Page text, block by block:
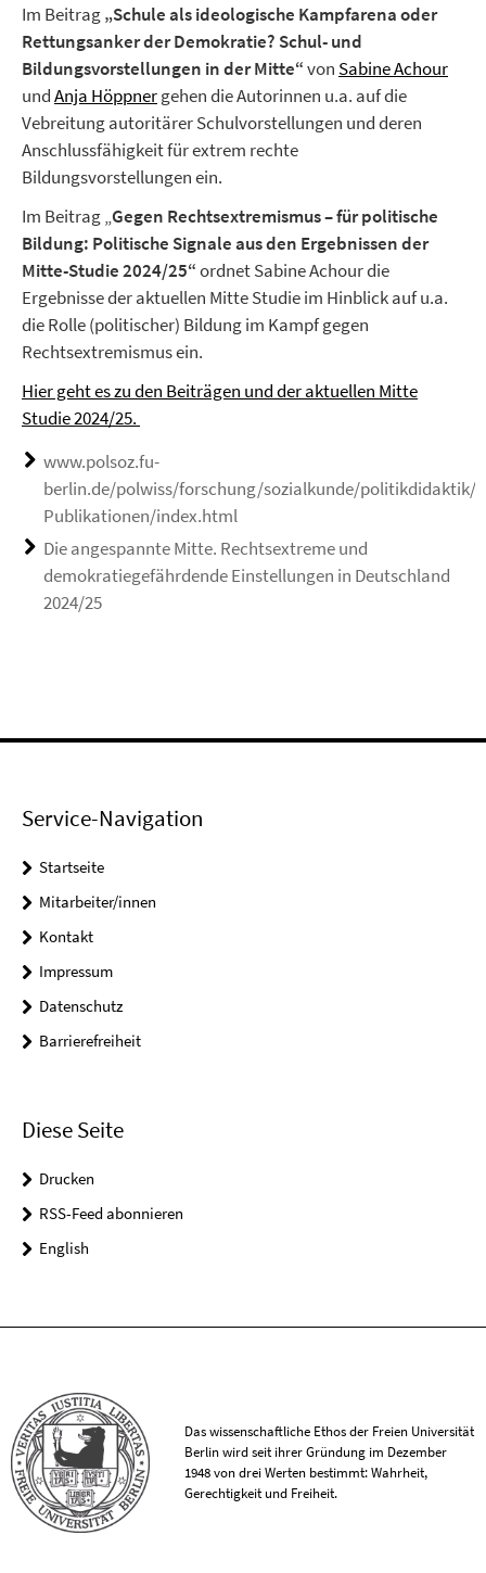
Im Beitrag„Schule als ideologische Kampfarena oder
Rettungsanker der Demokratie? Schul- und
Bildungsvorstellungen in der Mitte“von Sabine Achour
undAnja Höppnergehen die Autorinnen u.a. auf die
Vebreitung autoritärer Schulvorstellungen und deren
Anschlussfähigkeit für extrem rechte
Bildungsvorstellungen ein.
Im Beitrag „Gegen Rechtsextremismus – für politische
Bildung: Politische Signale aus den Ergebnissen der
Mitte-Studie 2024/25“ordnet Sabine Achour die
Ergebnisse der aktuellen Mitte Studie im Hinblick auf u.a.
die Rolle (politischer) Bildung im Kampf gegen
Rechtsextremismus ein.
Hier geht es zu den Beiträgen und der aktuellen Mitte
Studie 2024/25.
www.polsoz.fu-
berlin.de/polwiss/forschung/sozialkunde/politikdidaktik/
Publikationen/index.html
Die angespannte Mitte. Rechtsextreme und
demokratiegefährdende Einstellungen in Deutschland
2024/25
Service-Navigation
Startseite
Mitarbeiter/innen
Kontakt
Impressum
Datenschutz
Barrierefreiheit
Diese Seite
Drucken
RSS-Feed abonnieren
English
Das wissenschaftliche Ethos der Freien Universität
Berlin wird seit ihrer Gründung im Dezember
1948 von drei Werten bestimmt: Wahrheit,
Gerechtigkeit und Freiheit.